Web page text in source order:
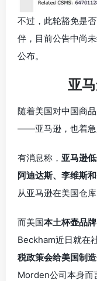
不过，此轮豁免是
伴，目前公告中尚
公布。
亚
随着美国对中国商
——亚马逊，也着急
有消息称， 亚马逊
阿迪达斯、李维斯
从亚马逊在美国仓
而美国本土杯壶品
Beckham近日就在
税政策会给美国制
Morden公司本身